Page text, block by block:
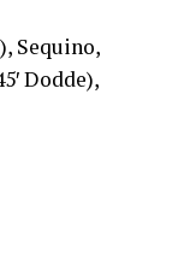
Sequino,
Dodde),